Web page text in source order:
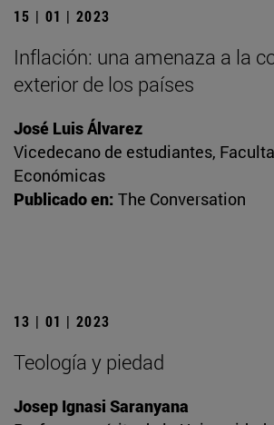
15 | 01 | 2023
Inflación: una amenaza a la
exterior de los países
José Luis Álvarez
Vicedecano de estudiantes,
Económicas
Publicado en: The Conversation
13 | 01 | 2023
Teología y piedad
Josep Ignasi Saranyana